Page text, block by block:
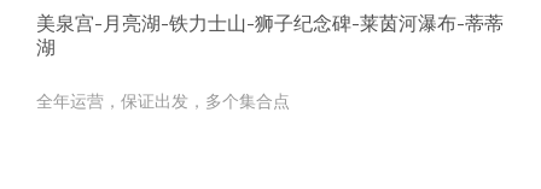
美泉宫-月亮湖-铁力士山-狮子纪念碑-莱茵河瀑布-蒂蒂
湖
全年运营，保证出发，多个集合点